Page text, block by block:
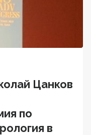
Цанков
по
в